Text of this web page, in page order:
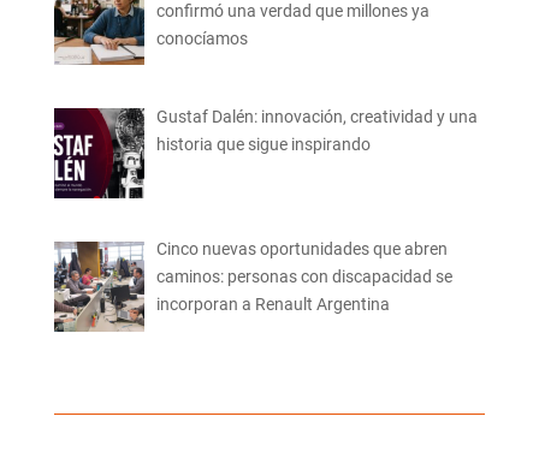
confirmó una verdad que millones ya
conocíamos
Gustaf Dalén: innovación, creatividad y una
historia que sigue inspirando
Cinco nuevas oportunidades que abren
caminos: personas con discapacidad se
incorporan a Renault Argentina